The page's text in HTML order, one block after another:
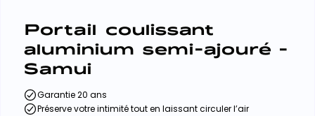
Portail coulissant
aluminium semi-ajouré -
Samui
Garantie 20 ans
Préserve votre intimité tout en laissant circuler l’air